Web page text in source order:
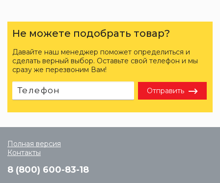
Не можете подобрать товар?
Давайте наш менеджер поможет определиться и
сделать верный выбор. Оставьте свой телефон и мы
сразу же перезвоним Вам!
Отправить
Полная версия
Контакты
8 (800) 600-83-18